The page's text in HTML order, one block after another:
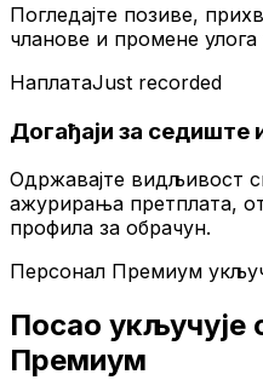
Погледајте позиве,
чланове и промене улога
НаплатаJust recorded
Догађаји за седиште
Одржавајте видљивост
ажурирања претплата,
профила за обрачун.
Персонал Премиум
Посао укључује
Премиум